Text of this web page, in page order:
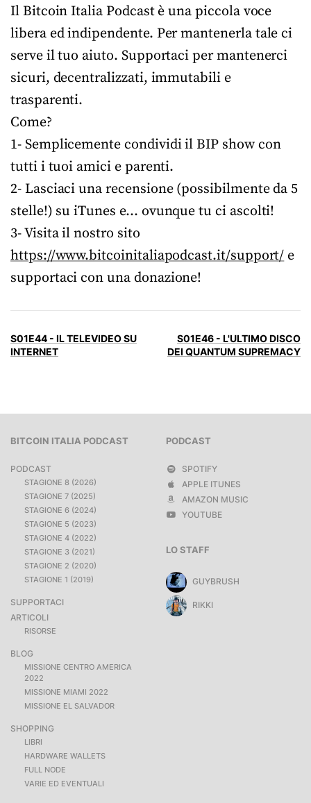
Il Bitcoin Italia Podcast è una piccola voce
libera ed indipendente. Per mantenerla tale ci
serve il tuo aiuto. Supportaci per mantenerci
sicuri, decentralizzati, immutabili e
trasparenti.
Come?
1- Semplicemente condividi il BIP show con
tutti i tuoi amici e parenti.
2- Lasciaci una recensione (possibilmente da 5
stelle!) su iTunes e… ovunque tu ci ascolti!
3- Visita il nostro sito
https://www.bitcoinitaliapodcast.it/support/e
supportaci con una donazione!
S01E44 - IL TELEVIDEO SU
INTERNET
S01E46 - L'ULTIMO DISCO
DEI QUANTUM SUPREMACY
BITCOIN ITALIA PODCAST
PODCAST
STAGIONE 8 (2026)
STAGIONE 7 (2025)
STAGIONE 6 (2024)
STAGIONE 5 (2023)
STAGIONE 4 (2022)
STAGIONE 3 (2021)
STAGIONE 2 (2020)
STAGIONE 1 (2019)
SUPPORTACI
ARTICOLI
RISORSE
BLOG
MISSIONE CENTRO AMERICA
2022
MISSIONE MIAMI 2022
MISSIONE EL SALVADOR
SHOPPING
LIBRI
HARDWARE WALLETS
FULL NODE
VARIE ED EVENTUALI
PODCAST
SPOTIFY
APPLE ITUNES
AMAZON MUSIC
YOUTUBE
LO STAFF
GUYBRUSH
RIKKI